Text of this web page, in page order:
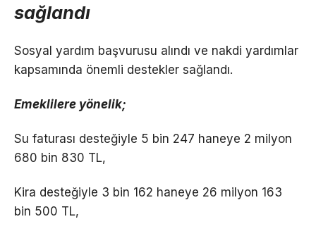
sağlandı
Sosyal yardım başvurusu alındı ve nakdi yardımlar
kapsamında önemli destekler sağlandı.
Emeklilere yönelik;
Su faturası desteğiyle 5 bin 247 haneye 2 milyon
680 bin 830 TL,
Kira desteğiyle 3 bin 162 haneye 26 milyon 163
bin 500 TL,